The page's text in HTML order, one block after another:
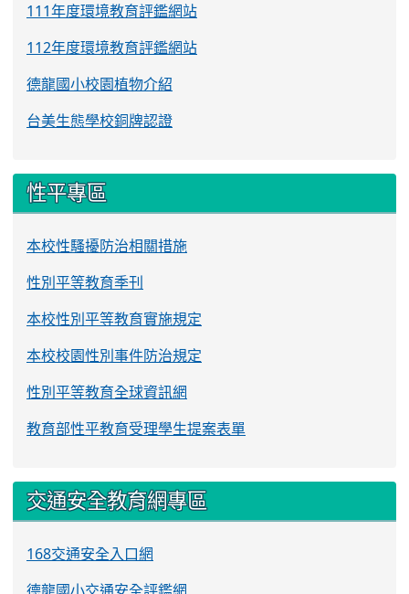
111年度環境教育評鑑網站
112年度環境教育評鑑網站
德龍國小校園植物介紹
台美生態學校銅牌認證
性平專區
本校性騷擾防治相關措施
性別平等教育季刊
本校性別平等教育實施規定
本校校園性別事件防治規定
性別平等教育全球資訊網
教育部性平教育受理學生提案表單
交通安全教育網專區
168交通安全入口網